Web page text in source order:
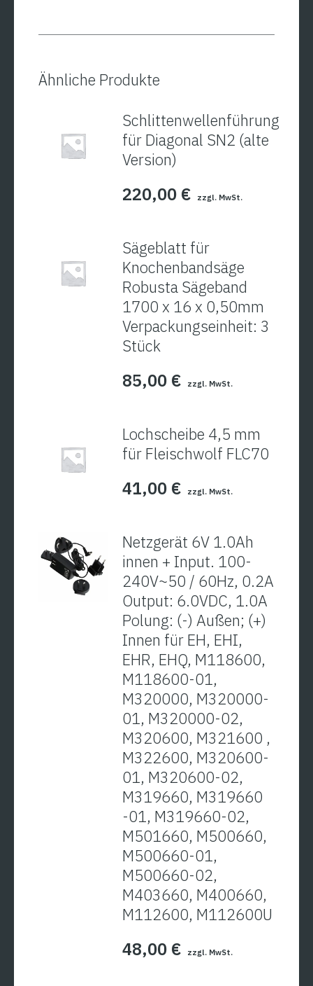
Ähnliche Produkte
Schlittenwellenführung
für Diagonal SN2 (alte
Version)
220,00 € zzgl. MwSt.
Sägeblatt für
Knochenbandsäge
Robusta Sägeband
1700 x 16 x 0,50mm
Verpackungseinheit: 3
Stück
85,00 € zzgl. MwSt.
Lochscheibe 4,5 mm
für Fleischwolf FLC70
41,00 € zzgl. MwSt.
Netzgerät 6V 1.0Ah
innen + Input. 100-
240V~50 / 60Hz, 0.2A
Output: 6.0VDC, 1.0A
Polung: (-) Außen; (+)
Innen für EH, EHI,
EHR, EHQ, M118600,
M118600-01,
M320000, M320000-
01, M320000-02,
M320600, M321600 ,
M322600, M320600-
01, M320600-02,
M319660, M319660
-01, M319660-02,
M501660, M500660,
M500660-01,
M500660-02,
M403660, M400660,
M112600, M112600U
48,00 € zzgl. MwSt.